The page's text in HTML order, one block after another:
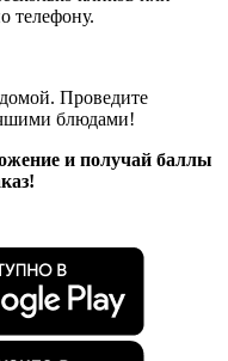
телефону.
Проведите
блюдами!
и получай баллы